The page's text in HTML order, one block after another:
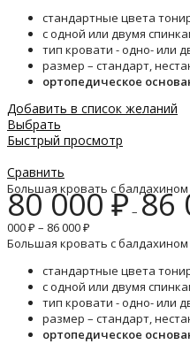
стандартные цвета
с одной или двумя
тип кровати - одно- или
размер – стандарт,
ортопедическое
Добавить в список желаний
Выбрать
Быстрый просмотр
Сравнить
Большая кровать с балдахином
80 000₽– 86
000 ₽ – 86 000 ₽
Большая кровать с балдахином
стандартные цвета
с одной или двумя
тип кровати - одно- или
размер – стандарт,
ортопедическое